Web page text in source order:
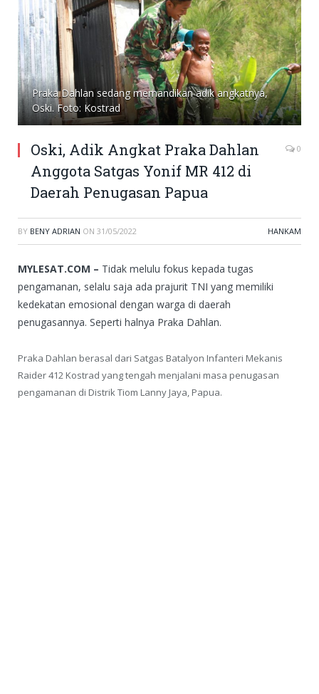
Praka Dahlan sedang memandikan adik angkatnya,
Oski. Foto: Kostrad
Oski, Adik Angkat Praka Dahlan
Anggota Satgas Yonif MR 412 di
Daerah Penugasan Papua
0
BY BENY ADRIAN ON 31/05/2022 HANKAM
MYLESAT.COM – Tidak melulu fokus kepada tugas
pengamanan, selalu saja ada prajurit TNI yang memiliki
kedekatan emosional dengan warga di daerah
penugasannya. Seperti halnya Praka Dahlan.
Praka Dahlan berasal dari Satgas Batalyon Infanteri Mekanis
Raider 412 Kostrad yang tengah menjalani masa penugasan
pengamanan di Distrik Tiom Lanny Jaya, Papua.